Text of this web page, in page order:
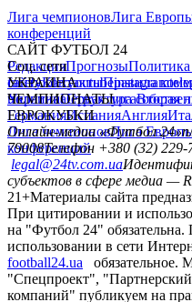
Лига чемпионовЛига
конференций
САЙТ ФУТБОЛ 24
РедакцияПрогнозыПолитика
сайтуКонтактыПравила
политикаСтруктура
Соц. сети
facebookxyoutubeinstagram
УКРАИНА
УкраинаПервая лигаВторая
ЧЕМПИОНАТЫ
ГерманияИспанияАнглия
ЕВРОКУБКИ
Лига чемпионовЛига
конференций
Онлайн-медиа «Футбол 24»
79008Телефон +380 (32) 229-
legal@24tv.com.ua
субъектов в сфере медиа —
21+Материалы сайта
При цитировании и
на "Футбол 24"
использовании в сети
football24.ua
обязательное.
"Спецпроект",
компаний" публикуем на